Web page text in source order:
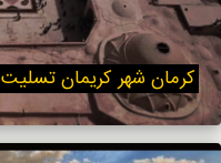
کرمان شهر کریمان تسلیت